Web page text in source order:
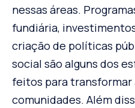
nessas áreas.
fundiária,
criação de políticas
social são alguns dos
feitos para transformar
comunidades. Além